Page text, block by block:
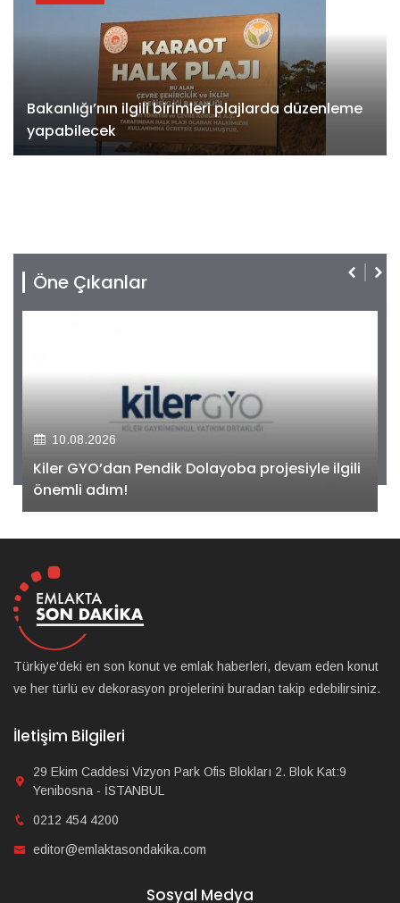
Bakanlığı’nın ilgili birimleri plajlarda düzenleme
yapabilecek
Öne Çıkanlar
10.08.2026
Kiler GYO’dan Pendik Dolayoba projesiyle ilgili
önemli adım!
Türkiye'deki en son konut ve emlak haberleri, devam eden konut
ve her türlü ev dekorasyon projelerini buradan takip edebilirsiniz.
İletişim Bilgileri
29 Ekim Caddesi Vizyon Park Ofis Blokları 2. Blok Kat:9
Yenibosna - İSTANBUL
0212 454 4200
editor@emlaktasondakika.com
Sosyal Medya